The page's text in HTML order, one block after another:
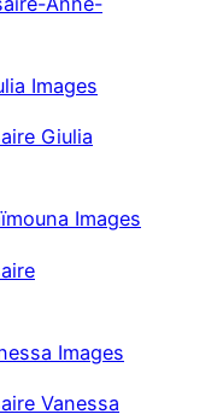
Images
Images
Images